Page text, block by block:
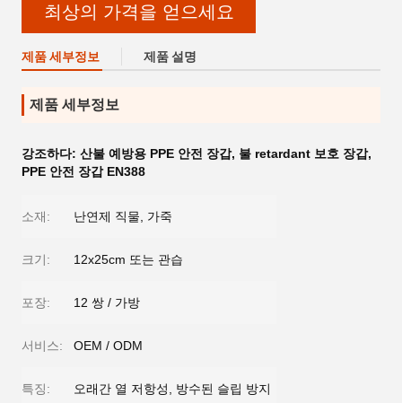
최상의 가격을 얻으세요
제품 세부정보 제품 설명
제품 세부정보
강조하다: 산불 예방용 PPE 안전 장갑, 불 retardant 보호 장갑,
PPE 안전 장갑 EN388
소재: 난연제 직물, 가죽
크기: 12x25cm 또는 관습
포장: 12 쌍 / 가방
서비스: OEM / ODM
특징: 오래간 열 저항성, 방수된 슬립 방지